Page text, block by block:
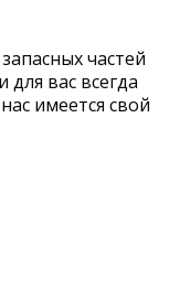
частей
вас всегда
имеется свой